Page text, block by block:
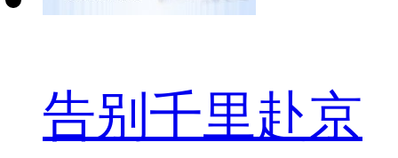
告别千里赴京